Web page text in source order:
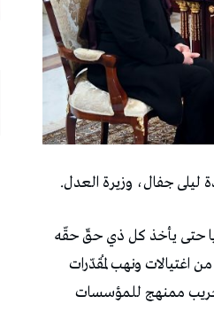
جفال، وزيرة العدل.
حتى يأخذ كل ذي حقّ حقّه
اغتيالات ونهب لمُقدّرات
تخريب ممنهج للمؤسسات